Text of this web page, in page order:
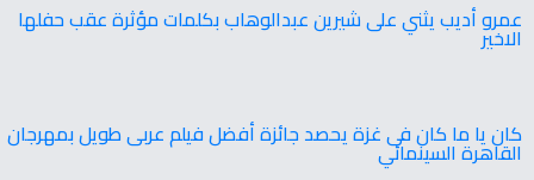
عمرو أديب يثني على شيرين عبدالوهاب بكلمات مؤثرة عقب حفلها
الاخير
‬القاهرة‭ ‬السينمائي